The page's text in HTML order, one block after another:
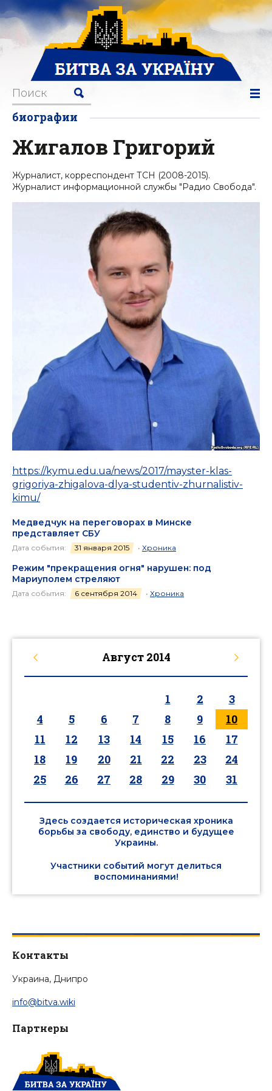
биографии
Жигалов Григорий
Журналист, корреспондент ТСН (2008-2015).
Журналист информационной службы "Радио Свобода".
https://kymu.edu.ua/news/2017/mayster-klas-
grigoriya-zhigalova-dlya-studentiv-zhurnalistiv-
kimu/
Медведчук на переговорах в Минске
представляет СБУ
Дата события: 31 января 2015 • Хроника
Режим "прекращения огня" нарушен: под
Мариуполем стреляют
Дата события: 6 сентября 2014 • Хроника
Август 2014
1 2
3
4
5 6 7 8 9
10
11
12 13 14 15 16
17
18
19 20 21 22 23
24
25
26 27 28 29 30 31
Здесь создается историческая хроника
борьбы за свободу, единство и будущее
Украины.
Участники событий могут делиться
воспоминаниями!
Контакты
Украина, Днипро
info@bitva.wiki
Партнеры